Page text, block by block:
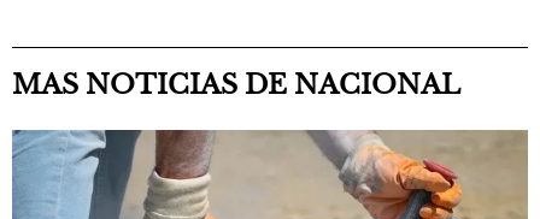
MAS NOTICIAS DE NACIONAL